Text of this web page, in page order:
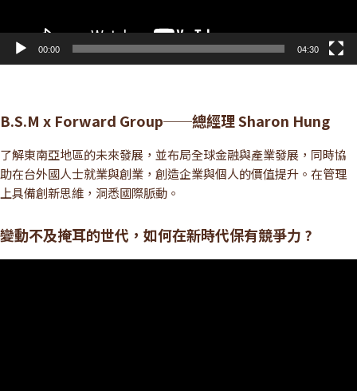
00:00 04:30
B.S.M x Forward Group──總經理 Sharon Hung
了解東南亞地區的未來發展，並布局全球金融與產業發展，同時協
助在台外國人士就業與創業，創造企業與個人的價值提升。在管理
上具備創新思維，洞悉國際脈動。
變動不及掩耳的世代，如何在新時代保有競爭力 ?